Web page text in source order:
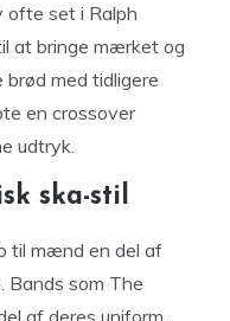
set i Ralph
at bringe mærket og
med tidligere
en crossover
udtryk.
ska-stil
til mænd en del af
Bands som The
af deres uniform,